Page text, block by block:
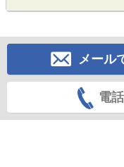
メール
電